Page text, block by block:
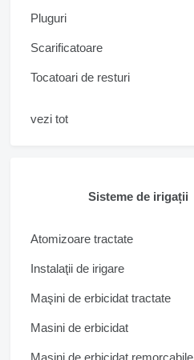
Pluguri
Scarificatoare
Tocatoari de resturi
vezi tot
Sisteme de irigații
Atomizoare tractate
Instalaţii de irigare
Maşini de erbicidat tractate
Masini de erbicidat
Maşini de erbicidat remorcabile